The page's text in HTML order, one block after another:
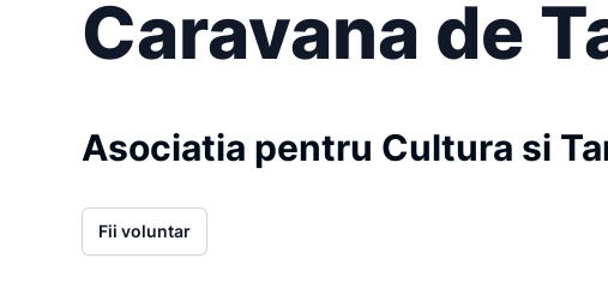
Caravana de
Asociatia pentru Cultura si
Fii voluntar